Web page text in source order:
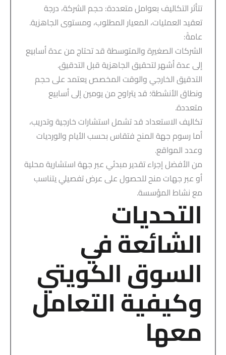
تتأثر التكاليف بعوامل متعددة: حجم الشركة، درجة
تعقيد العمليات، المعيار المطلوب، ومستوى الجاهزية.
عامةً:
الشركات الصغيرة والمتوسطة قد تحتاج من عدة أسابيع
إلى عدة أشهر لتحقيق الجاهزية قبل التدقيق.
التدقيق الخارجي والوقت المخصص يعتمد على حجم
ونطاق الأنشطة؛ قد يتراوح من يومين إلى أسابيع
متعددة.
تكاليف الاستعداد قد تشمل استشارات خارجية وتدريب،
أما رسوم جهة المنح فتقاس بحسب الأيام والورديات
وعدد المواقع.
من الأفضل إجراء تقدير مبدئي عبر جهة استشارية محلية
أو عبر جهات منح للحصول على عرض تفصيلي يتناسب
مع نشاط المؤسسة.
التحديات
الشائعة في
السوق الكويتي
وكيفية التعامل
معها